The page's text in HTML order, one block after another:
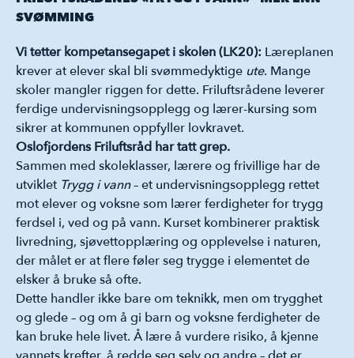
SVØMMING
Vi tetter kompetansegapet i skolen (LK20): Læreplanen
krever at elever skal bli svømmedyktige ute. Mange
skoler mangler riggen for dette. Friluftsrådene leverer
ferdige undervisningsopplegg og lærer-kursing som
sikrer at kommunen oppfyller lovkravet.
Oslofjordens Friluftsråd har tatt grep.
Sammen med skoleklasser, lærere og frivillige har de
utviklet Trygg i vann– et undervisningsopplegg rettet
mot elever og voksne som lærer ferdigheter for trygg
ferdsel i, ved og på vann. Kurset kombinerer praktisk
livredning, sjøvettopplæring og opplevelse i naturen,
der målet er at flere føler seg trygge i elementet de
elsker å bruke så ofte.
Dette handler ikke bare om teknikk, men om trygghet
og glede – og om å gi barn og voksne ferdigheter de
kan bruke hele livet. Å lære å vurdere risiko, å kjenne